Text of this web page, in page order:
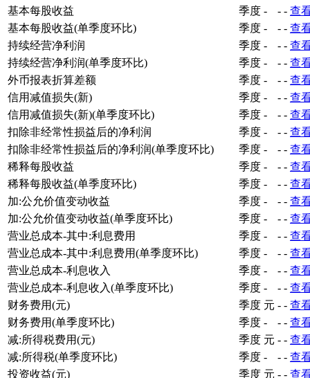
基本每股收益
季度 - - - 查
基本每股收益(单季度环比)
季度 - - - 查
持续经营净利润
季度 - - - 查
持续经营净利润(单季度环比)
季度 - - - 查
外币报表折算差额
季度 - - - 查
信用减值损失(新)
季度 - - - 查
信用减值损失(新)(单季度环比)
季度 - - - 查
扣除非经常性损益后的净利润
季度 - - - 查
扣除非经常性损益后的净利润(单季度环比)
季度 - - - 查
稀释每股收益
季度 - - - 查
稀释每股收益(单季度环比)
季度 - - - 查
加:公允价值变动收益
季度 - - - 查
加:公允价值变动收益(单季度环比)
季度 - - - 查
营业总成本-其中:利息费用
季度 - - - 查
营业总成本-其中:利息费用(单季度环比)
季度 - - - 查
营业总成本-利息收入
季度 - - - 查
营业总成本-利息收入(单季度环比)
季度 - - - 查
财务费用(元)
季度 元 - - 查
财务费用(单季度环比)
季度 - - - 查
减:所得税费用(元)
季度 元 - - 查
减:所得税(单季度环比)
季度 - - - 查
投资收益(元)
季度 元 - - 查